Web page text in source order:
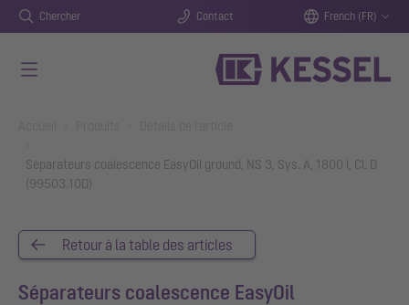
Chercher Contact French (FR)
Séparateurs coalescence EasyOil ground, NS 3, Sys. A, 1800 l, Cl. D
(99503.10D)
Retour à la table des articles
Séparateurs coalescence EasyOil